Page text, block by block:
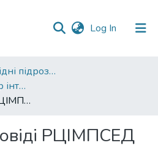
Log In (current)
Науково-дослідні підрозділи
Регіональний центр інтегрованого моніторингу природного середовища та екологічних досліджень
Статті та доповіді РЦІМПСЕД
РЦІМПСЕД